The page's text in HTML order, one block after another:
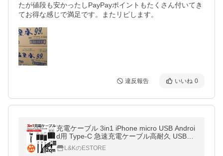
たが値段も安かったしPayPayポイントもたくさん付いてき
てお得な感じで満足です。またリピします。
違反報告 いいね 0
充電ケーブル 3in1 iPhone micro USB Androi
d用 Type-C 急速充電ケーブル高耐久 USBケ
ーブルL&KのESTORE